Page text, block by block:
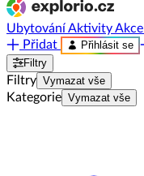
UbytováníAktivityAkce
Přidat
Přihlásit se
Filtry
Filtry Vymazat vše
Kategorie Vymazat vše